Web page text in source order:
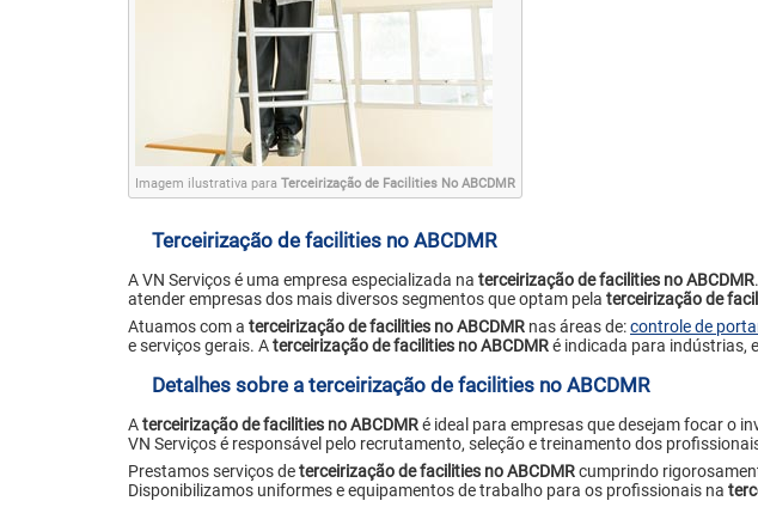
Imagem ilustrativa para Terceirização de Facilities No ABCDMR
Terceirização de facilities no ABCDMR
A VN Serviços é uma empresa especializada na terceirização de facilities no ABCDMR
atender empresas dos mais diversos segmentos que optam pela terceirização de
Atuamos com a terceirização de facilities no ABCDMR nas áreas de:controle de
e serviços gerais. Aterceirização de facilities no ABCDMRé indicada para indústrias,
Detalhes sobre a terceirização de facilities no ABCDMR
Aterceirização de facilities no ABCDMRé ideal para empresas que desejam focar o
VN Serviços é responsável pelo recrutamento, seleção e treinamento dos
Prestamos serviços deterceirização de facilities no ABCDMRcumprindo
Disponibilizamos uniformes e equipamentos de trabalho para os profissionais na